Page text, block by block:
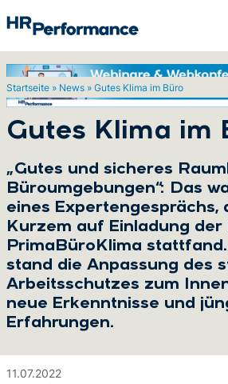
Startseite » News » Gutes Klima im Büro
Gutes Klima im
„Gutes und sicheres
Büroumgebungen“: Das
eines Expertengesprächs,
Kurzem auf Einladung der
PrimaBüroKlima
stand die Anpassung des
Arbeitsschutzes zum
neue Erkenntnisse und
Erfahrungen.
11.07.2022